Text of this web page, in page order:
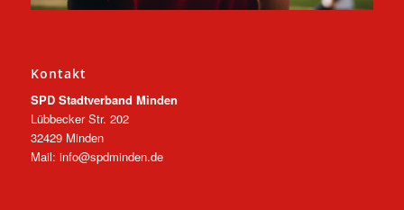
Kontakt
SPD Stadtverband Minden
Lübbecker Str. 202
32429 Minden
Mail: info@spdminden.de